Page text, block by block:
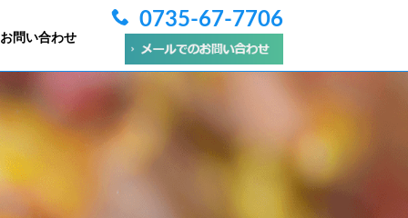
お問い合わせ
0735-67-7706